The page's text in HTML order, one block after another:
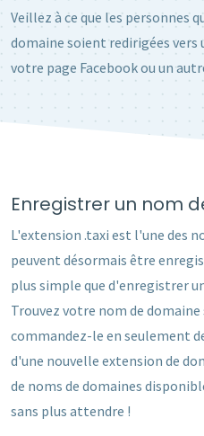
Veillez à ce que les personnes
domaine soient redirigées vers
votre page Facebook ou un
Enregistrer un nom
L'extension .taxi est l'une des
peuvent désormais être
plus simple que d'enregistrer
Trouvez votre nom de
commandez-le en seulement
d'une nouvelle extension de
de noms de domaines
sans plus attendre !